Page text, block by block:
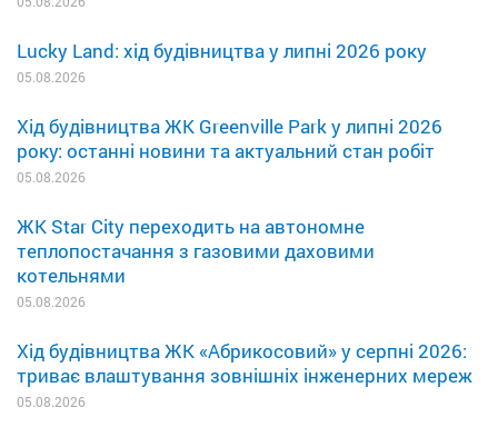
Lucky Land: хід будівництва у липні 2026 року
05.08.2026
Хід будівництва ЖК Greenville Park у липні 2026
року: останні новини та актуальний стан робіт
05.08.2026
ЖК Star City переходить на автономне
теплопостачання з газовими даховими
котельнями
05.08.2026
Хід будівництва ЖК «Абрикосовий» у серпні 2026:
триває влаштування зовнішніх інженерних мереж
05.08.2026